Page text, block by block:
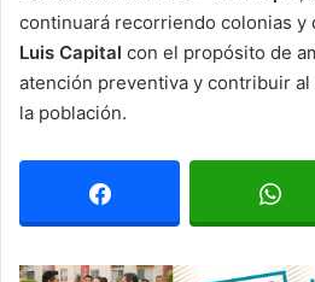
continuará recorriendo colonias y
Luis Capital con el propósito de
atención preventiva y contribuir al
la población.